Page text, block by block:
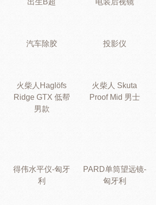
出生B超 电装后视镜
汽车除胶 投影仪
火柴人Haglöfs
Ridge GTX 低帮
男款
火柴人 Skuta
Proof Mid 男士
得伟水平仪-匈牙
利
PARD单筒望远镜-
匈牙利